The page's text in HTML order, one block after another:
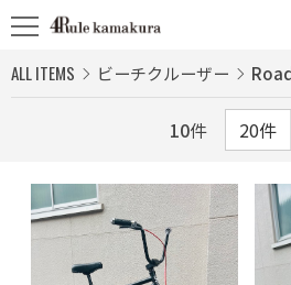
ALL ITEMS ビーチクルーザー
10件